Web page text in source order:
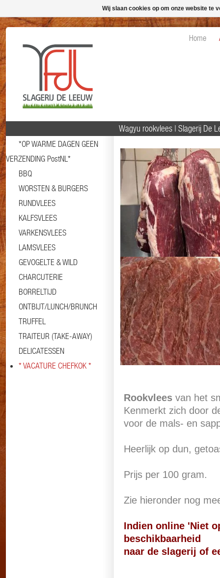
Home
*OP WARME DAGEN GEEN
VERZENDING PostNL*
BBQ
WORSTEN & BURGERS
RUNDVLEES
KALFSVLEES
VARKENSVLEES
LAMSVLEES
GEVOGELTE & WILD
CHARCUTERIE
BORRELTIJD
ONTBIJT/LUNCH/BRUNCH
TRUFFEL
TRAITEUR (TAKE-AWAY)
DELICATESSEN
* VACATURE CHEFKOK *
Wagyu rookvlees | Slagerij De
Informatie Specificaties
Rookvlees van het
Kenmerkt zich door
voor de mals- en
Heerlijk op dun,
Prijs per 100 gram.
Zie hieronder nog
Indien online 'Niet
beschikbaarheid
naar de slagerij of
Wij slaan cookies op om onze website te